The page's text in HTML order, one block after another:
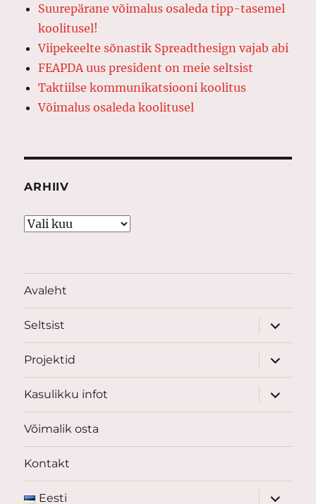
Suurepärane võimalus osaleda tipp-tasemel
koolitusel!
Viipekeelte sõnastik Spreadthesign vajab abi
FEAPDA uus president on meie seltsist
Taktiilse kommunikatsiooni koolitus
Võimalus osaleda koolitusel
ARHIIV
Arhiiv
Avaleht
Seltsist
laienda
Projektid
laienda
Kasulikku infot
laienda
Võimalik osta
Kontakt
Eesti
laienda